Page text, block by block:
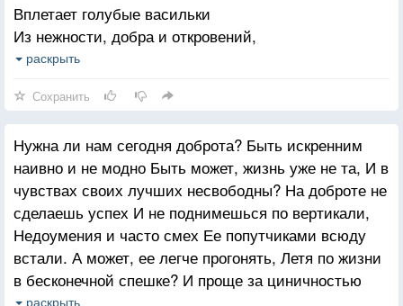
Вплетает голубые васильки
Из нежности, добра и откровений,
И тонкие полыни стебельки
Побеги в нём надежды и мечты,
И сорняки раз лук и расставаний,
Цветы любви небесной красоты,
И корни горьких разочарований.
Для каждого венок неповторим,
Не вплетено ни ветки в нём напрасно,
Он уникален и всего один
раскрыть
Сохранить
Нужна ли нам сегодня доброта? Быть искренним
наивно и не модно Быть может, жизнь уже не та, И в
чувствах своих лучших несвободны? На доброте не
сделаешь успех И не поднимешься по вертикали,
Недоумения и часто смех Ее попутчиками всюду
встали. А может, ее легче прогонять, Летя по жизни
в бесконечной спешке? И проще за циничностью
раскрыть